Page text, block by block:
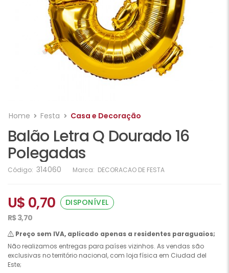
Home Festa Casa e Decoração
Balão Letra Q Dourado 16
Polegadas
Código: 314060 Marca: DECORACAO DE FESTA
U$ 0,70
DISPONÍVEL
R$ 3,70
Preço sem IVA, aplicado apenas a residentes paraguaios;
Não realizamos entregas para países vizinhos. As vendas são
exclusivas no território nacional, com loja física em Ciudad del
Este;